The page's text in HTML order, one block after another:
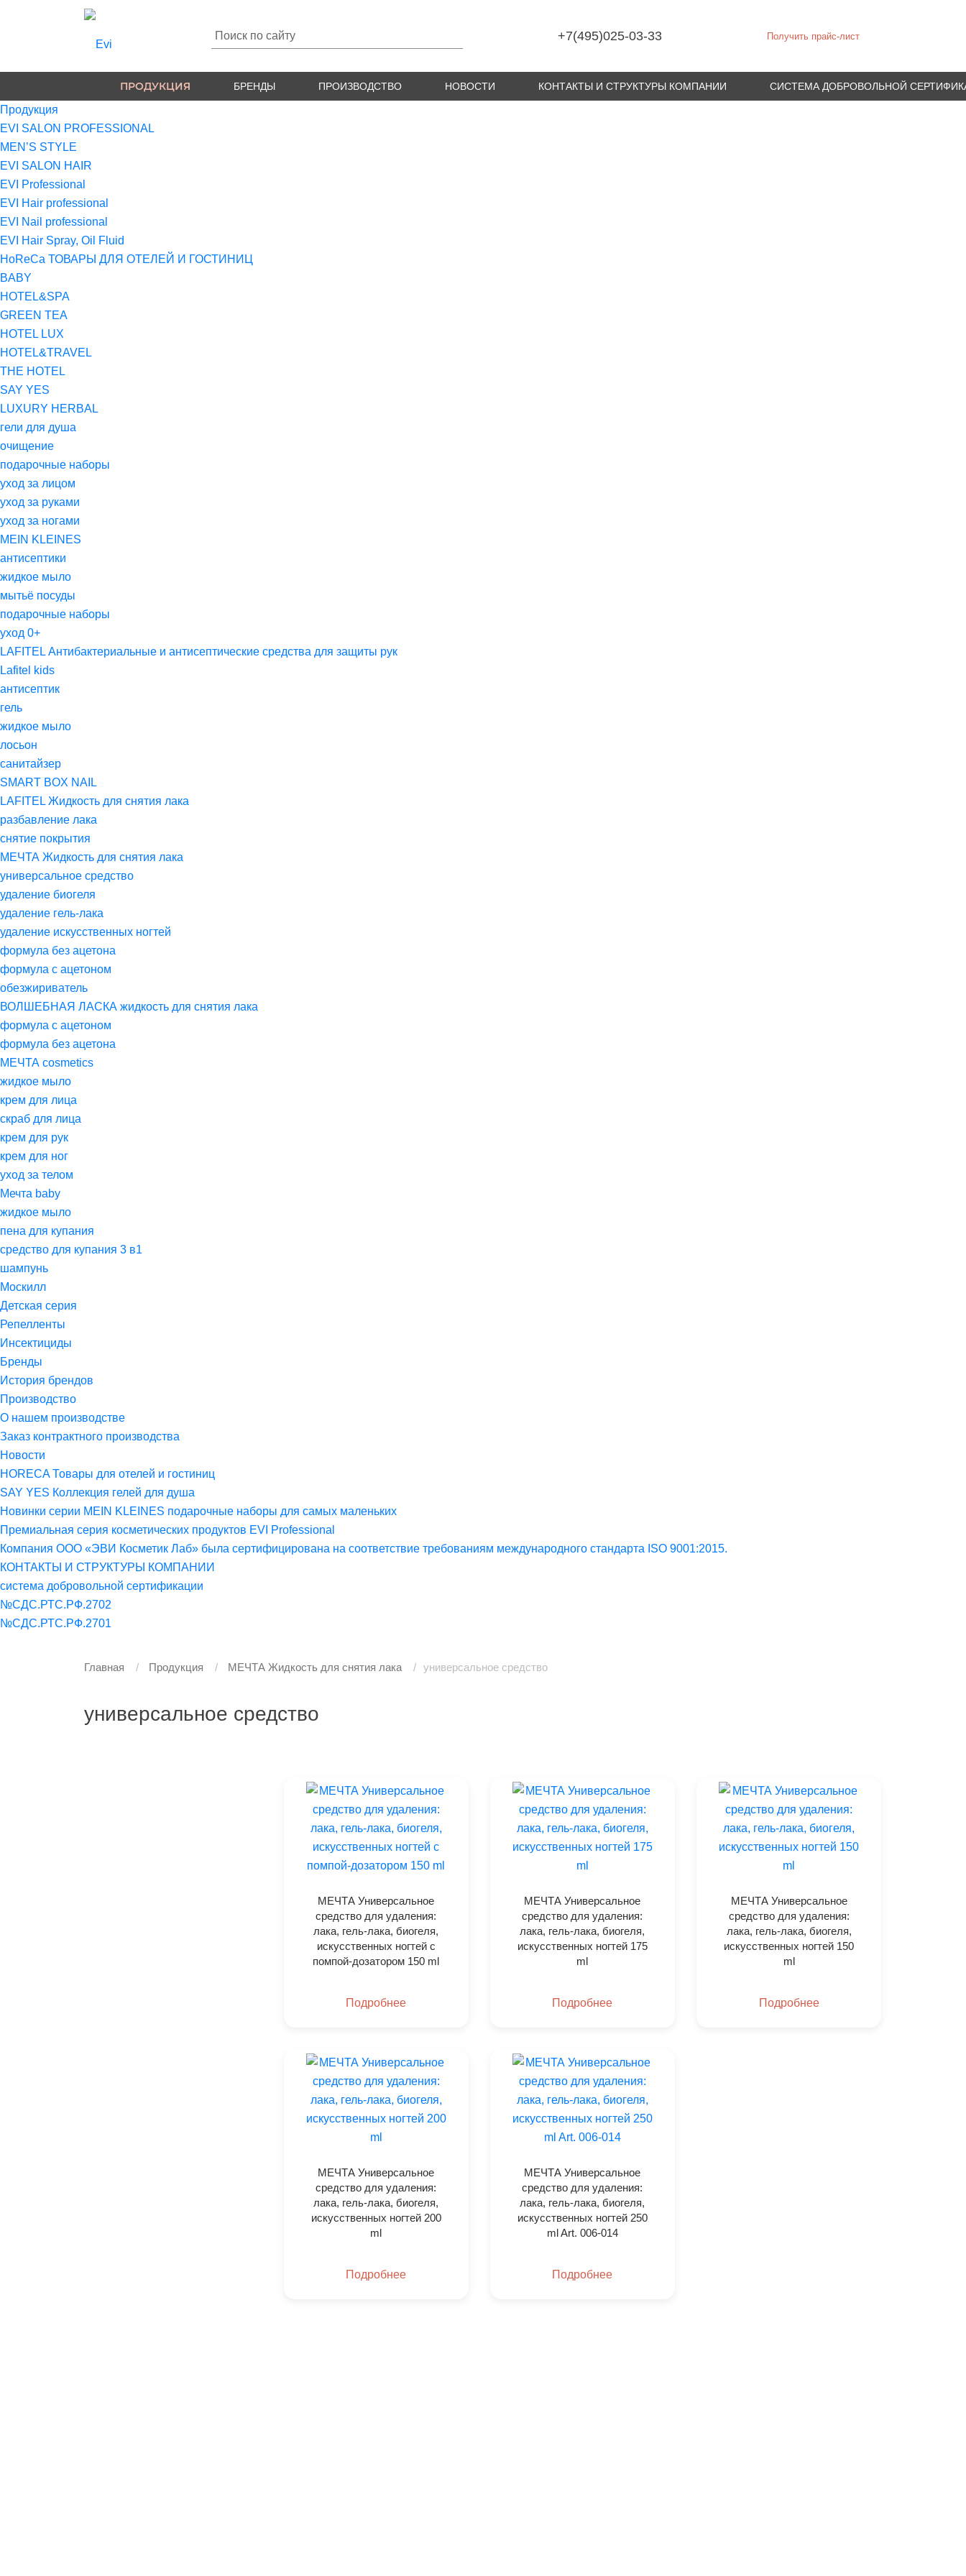
+7(495)025-03-33 Получить прайс-лист
ПРОДУКЦИЯ БРЕНДЫ ПРОИЗВОДСТВО НОВОСТИ КОНТАКТЫ И СТРУКТУРЫ КОМПАНИИ СИСТЕМА ДОБРОВОЛЬНОЙ
Продукция
EVI SALON PROFESSIONAL
MEN’S STYLE
EVI SALON HAIR
EVI Professional
EVI Hair professional
EVI Nail professional
EVI Hair Spray, Oil Fluid
HoReCa ТОВАРЫ ДЛЯ ОТЕЛЕЙ И ГОСТИНИЦ
BABY
HOTEL&SPA
GREEN TEA
HOTEL LUX
HOTEL&TRAVEL
THE HOTEL
SAY YES
LUXURY HERBAL
гели для душа
очищение
подарочные наборы
уход за лицом
уход за руками
уход за ногами
MEIN KLEINES
антисептики
жидкое мыло
мытьё посуды
подарочные наборы
уход 0+
LAFITEL Антибактериальные и антисептические средства для защиты рук
Lafitel kids
антисептик
гель
жидкое мыло
лосьон
санитайзер
SMART BOX NAIL
LAFITEL Жидкость для снятия лака
разбавление лака
снятие покрытия
МЕЧТА Жидкость для снятия лака
универсальное средство
удаление биогеля
удаление гель-лака
удаление искусственных ногтей
формула без ацетона
формула с ацетоном
обезжириватель
ВОЛШЕБНАЯ ЛАСКА жидкость для снятия лака
формула с ацетоном
формула без ацетона
МЕЧТА cosmetics
жидкое мыло
крем для лица
скраб для лица
крем для рук
крем для ног
уход за телом
Мечта baby
жидкое мыло
пена для купания
средство для купания 3 в1
шампунь
Москилл
Детская серия
Репелленты
Инсектициды
Бренды
История брендов
Производство
О нашем производстве
Заказ контрактного производства
Новости
HORECA Товары для отелей и гостиниц
SAY YES Коллекция гелей для душа
Новинки серии MEIN KLEINES подарочные наборы для самых маленьких
Премиальная серия косметических продуктов EVI Professional
Компания ООО «ЭВИ Косметик Лаб» была сертифицирована на соответствие требованиям международного стандарта ISO 9001:2015.
КОНТАКТЫ И СТРУКТУРЫ КОМПАНИИ
система добровольной сертификации
№СДС.РТС.РФ.2702
№СДС.РТС.РФ.2701
Главная Продукция МЕЧТА Жидкость для снятия лака универсальное средство
универсальное средство
МЕЧТА Универсальное
средство для удаления:
лака, гель-лака, биогеля,
искусственных ногтей с
помпой-дозатором 150 ml
Подробнее
МЕЧТА Универсальное
средство для удаления:
лака, гель-лака, биогеля,
искусственных ногтей 175
ml
Подробнее
МЕЧТА Универсальное
средство для удаления:
лака, гель-лака, биогеля,
искусственных ногтей 150
ml
Подробнее
МЕЧТА Универсальное
средство для удаления:
лака, гель-лака, биогеля,
искусственных ногтей 200
ml
Подробнее
МЕЧТА Универсальное
средство для удаления:
лака, гель-лака, биогеля,
искусственных ногтей 250
ml Art. 006-014
Подробнее